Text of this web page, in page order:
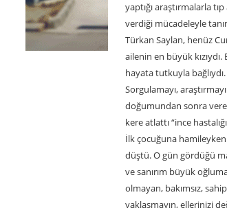
yaptığı araştırmalarla
verdiği mücadeleyle
Türkan Saylan, henüz
ailenin en büyük kızıydı.
hayata tutkuyla
Sorgulamayı,
doğumundan sonra
kere atlattı “ince
İlk çocuğuna hamileyken
düştü. O gün gördüğü
ve sanırım büyük
olmayan, bakımsız,
yaklaşmayın, ellerinizi